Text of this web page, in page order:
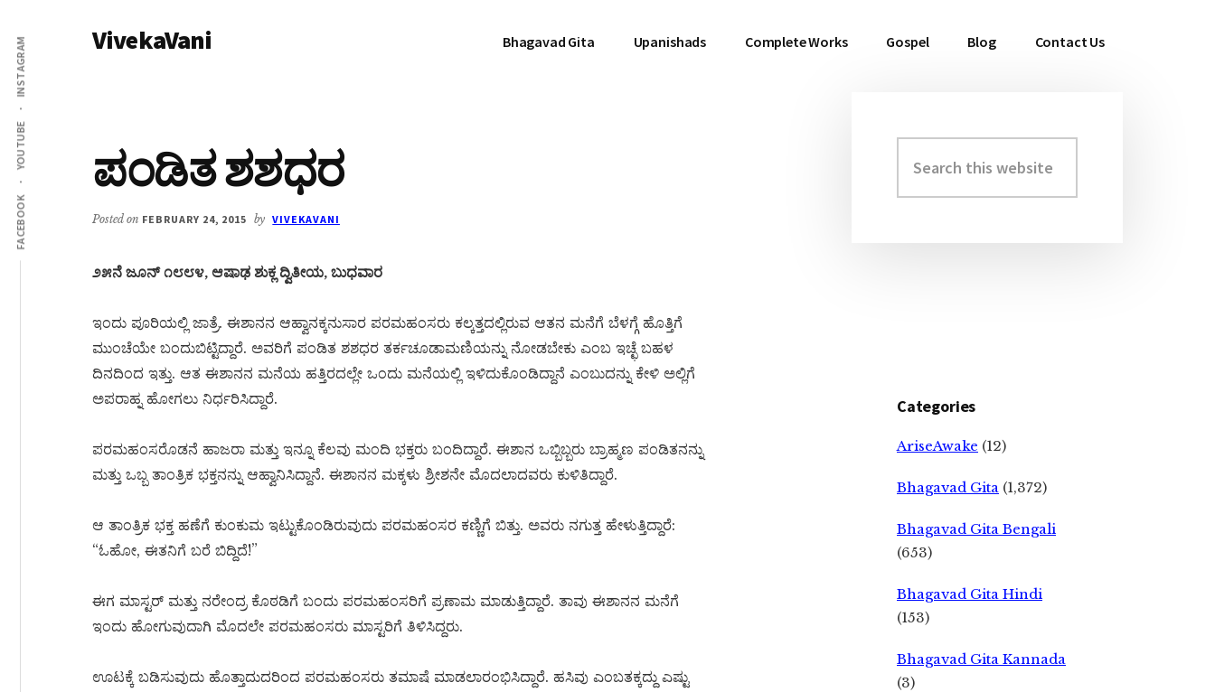
main
content
primary
sidebar
Additional
menu
FACEBOOK
YOUTUBE
INSTAGRAM VivekaVani Bhagavad Gita Upanishads Complete Works Gospel Blog Contact Us
ಪಂಡಿತ ಶಶಧರ
Posted on FEBRUARY 24, 2015 by VIVEKAVANI
೨೫ನೆ ಜೂನ್ ೧೮೮೪, ಆಷಾಢ ಶುಕ್ಲ ದ್ವಿತೀಯ, ಬುಧವಾರ
ಇಂದು ಪೂರಿಯಲ್ಲಿ ಜಾತ್ರೆ. ಈಶಾನನ ಆಹ್ವಾನಕ್ಕನುಸಾರ ಪರಮಹಂಸರು ಕಲ್ಕತ್ತದಲ್ಲಿರುವ ಆತನ ಮನೆಗೆ ಬೆಳಗ್ಗೆ ಹೊತ್ತಿಗೆ
ಮುಂಚೆಯೇ ಬಂದುಬಿಟ್ಟಿದ್ದಾರೆ. ಅವರಿಗೆ ಪಂಡಿತ ಶಶಧರ ತರ್ಕಚೂಡಾಮಣಿಯನ್ನು ನೋಡಬೇಕು ಎಂಬ ಇಚ್ಛೆ ಬಹಳ
ದಿನದಿಂದ ಇತ್ತು. ಆತ ಈಶಾನನ ಮನೆಯ ಹತ್ತಿರದಲ್ಲೇ ಒಂದು ಮನೆಯಲ್ಲಿ ಇಳಿದುಕೊಂಡಿದ್ದಾನೆ ಎಂಬುದನ್ನು ಕೇಳಿ ಅಲ್ಲಿಗೆ
ಅಪರಾಹ್ನ ಹೋಗಲು ನಿರ್ಧರಿಸಿದ್ದಾರೆ.
ಪರಮಹಂಸರೊಡನೆ ಹಾಜರಾ ಮತ್ತು ಇನ್ನೂ ಕೆಲವು ಮಂದಿ ಭಕ್ತರು ಬಂದಿದ್ದಾರೆ. ಈಶಾನ ಒಬ್ಬಿಬ್ಬರು ಬ್ರಾಹ್ಮಣ ಪಂಡಿತನನ್ನು
ಮತ್ತು ಒಬ್ಬ ತಾಂತ್ರಿಕ ಭಕ್ತನನ್ನು ಆಹ್ವಾನಿಸಿದ್ದಾನೆ. ಈಶಾನನ ಮಕ್ಕಳು ಶ್ರೀಶನೇ ಮೊದಲಾದವರು ಕುಳಿತಿದ್ದಾರೆ.
ಆ ತಾಂತ್ರಿಕ ಭಕ್ತ ಹಣೆಗೆ ಕುಂಕುಮ ಇಟ್ಟುಕೊಂಡಿರುವುದು ಪರಮಹಂಸರ ಕಣ್ಣಿಗೆ ಬಿತ್ತು. ಅವರು ನಗುತ್ತ ಹೇಳುತ್ತಿದ್ದಾರೆ:
“ಓಹೋ, ಈತನಿಗೆ ಬರೆ ಬಿದ್ದಿದೆ!”
ಈಗ ಮಾಸ್ಟರ್ ಮತ್ತು ನರೇಂದ್ರ ಕೊಠಡಿಗೆ ಬಂದು ಪರಮಹಂಸರಿಗೆ ಪ್ರಣಾಮ ಮಾಡುತ್ತಿದ್ದಾರೆ. ತಾವು ಈಶಾನನ ಮನೆಗೆ
ಇಂದು ಹೋಗುವುದಾಗಿ ಮೊದಲೇ ಪರಮಹಂಸರು ಮಾಸ್ಟರಿಗೆ ತಿಳಿಸಿದ್ದರು.
ಊಟಕ್ಕೆ ಬಡಿಸುವುದು ಹೊತ್ತಾದುದರಿಂದ ಪರಮಹಂಸರು ತಮಾಷೆ ಮಾಡಲಾರಂಭಿಸಿದ್ದಾರೆ. ಹಸಿವು ಎಂಬತಕ್ಕದ್ದು ಎಷ್ಟು
Primary
Sidebar
this
website
Categories
AriseAwake (12)
Bhagavad Gita (1,372)
Bhagavad Gita Bengali
(653)
Bhagavad Gita Hindi
(153)
Bhagavad Gita Kannada
(3)